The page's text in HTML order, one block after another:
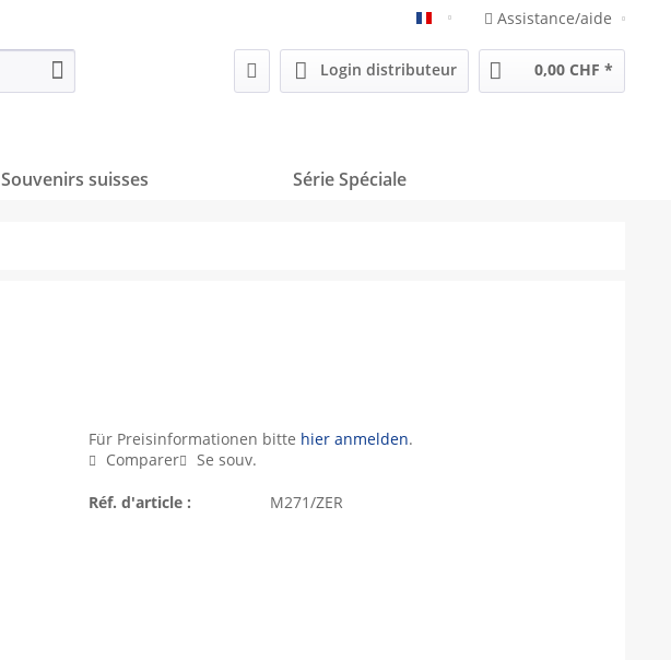
FranzösischAssistance/aide
Login distributeur 0,00 CHF *
Souvenirs suisses Série Spéciale
Für Preisinformationen bitte hier anmelden.
Comparer
Se souv.
Réf. d'article : M271/ZER